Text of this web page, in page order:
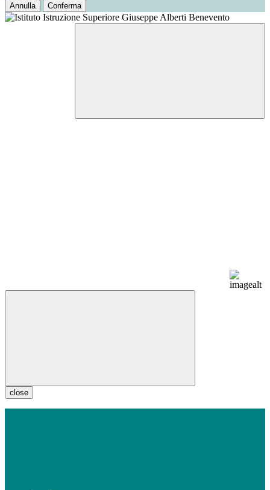
Annulla Conferma
close